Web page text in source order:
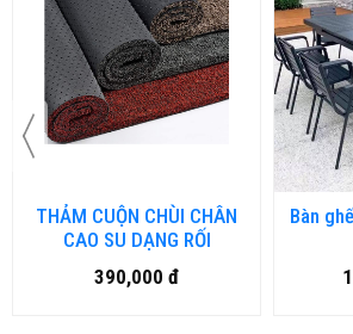
THẢM CUỘN CHÙI CHÂN
CAO SU DẠNG RỐI
390,000 đ
Bàn